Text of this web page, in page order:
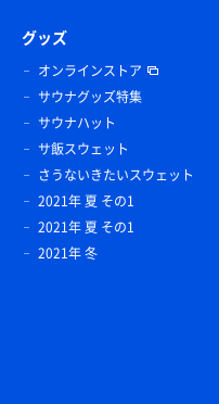
グッズ
オンラインストア
サウナグッズ特集
サウナハット
サ飯スウェット
さうないきたいスウェット
2021年 夏 その1
2021年 夏 その1
2021年 冬